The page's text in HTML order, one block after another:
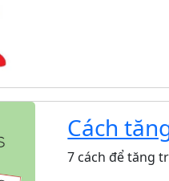
Cách
7 cách để tăng